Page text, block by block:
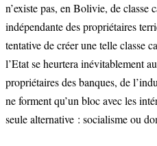
n’existe pas, en Bolivie, de classe
indépendante des propriétaires
tentative de créer une telle classe
l’Etat se heurtera inévitablement
propriétaires des banques, de
ne forment qu’un bloc avec les
seule alternative : socialisme ou